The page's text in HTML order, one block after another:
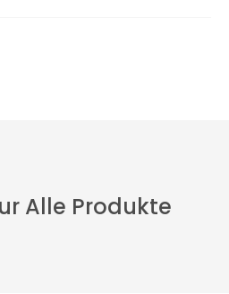
Alle Produkte